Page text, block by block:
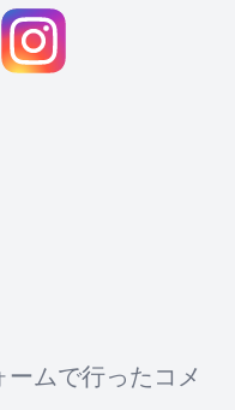
ムで行ったコメ